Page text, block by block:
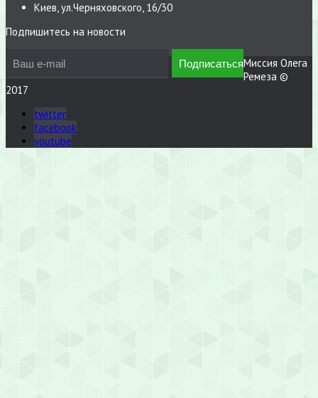
Киев, ул.Черняховского, 16/30
Подпишитесь на новости
Миссия Олега
Ремеза ©
2017
twitter
facebook
youtube